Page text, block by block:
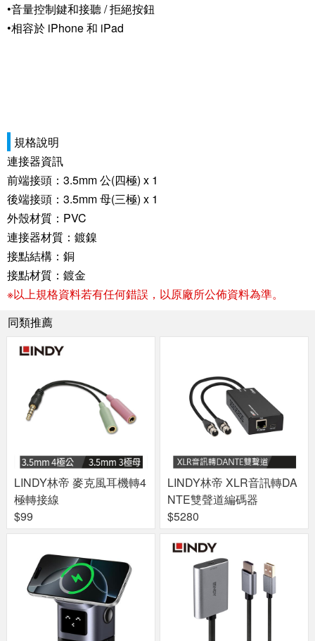
•音量控制鍵和接聽 / 拒絕按鈕
•相容於 iPhone 和 iPad
規格說明
連接器資訊
前端接頭：3.5mm 公(四極) x 1
後端接頭：3.5mm 母(三極) x 1
外殼材質：PVC
連接器材質：鍍鎳
接點結構：銅
接點材質：鍍金
※以上規格資料若有任何錯誤，以原廠所公佈資料為準。
同類推薦
LINDY林帝 麥克風耳機轉4
極轉接線
$99
LINDY林帝 XLR音訊轉DA
NTE雙聲道編碼器
$5280